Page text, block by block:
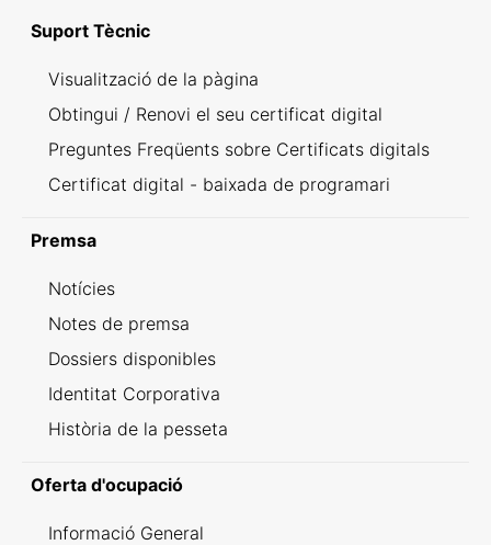
Suport Tècnic
Visualització de la pàgina
Obtingui / Renovi el seu certificat digital
Preguntes Freqüents sobre Certificats digitals
Certificat digital - baixada de programari
Premsa
Notícies
Notes de premsa
Dossiers disponibles
Identitat Corporativa
Història de la pesseta
Oferta d'ocupació
Informació General